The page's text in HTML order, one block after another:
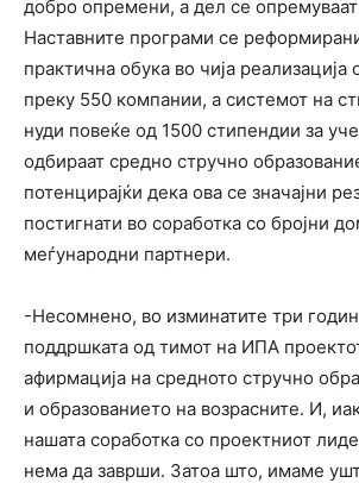
добро опремени, а дел се
Наставните програми се
практична обука во чија реализација
преку 550 компании, а системот на
нуди повеќе од 1500 стипендии за
одбираат средно стручно
потенцирајќи дека ова се значајни
постигнати во соработка со бројни
меѓународни партнери.
-Несомнено, во изминатите три
поддршката од тимот на ИПА
афирмација на средното стручно
и образованието на возрасните. И,
нашата соработка со проектниот
нема да заврши. Затоа што, имаме